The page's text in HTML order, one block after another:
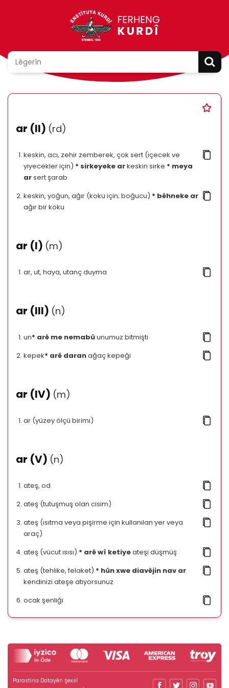
ar (II) (rd)
keskin, acı, zehir zemberek, çok sert (içecek ve
yiyecekler için) * sirkeyeke arkeskin sirke * meya
arsert şarab
keskin, yoğun, ağır (koku için; boğucu) * bêhneke ar
ağır bir koku
ar (I) (m)
ar, ut, haya, utanç duyma
ar (III) (n)
un* arê me nemabûunumuz bitmişti
kepek* arê daranağaç kepeği
ar (IV) (m)
ar (yüzey ölçü birimi)
ar (V) (n)
ateş, od
ateş (tutuşmuş olan cisim)
ateş (ısıtma veya pişirme için kullanılan yer veya
araç)
ateş (vücut ısısı) * arê wî ketiyeateşi düşmüş
ateş (tehlike, felaket) * hûn xwe diavêjin nav ar
kendinizi ateşe atıyorsunuz
ocak şenliği
Parastina Datayên Şexsî